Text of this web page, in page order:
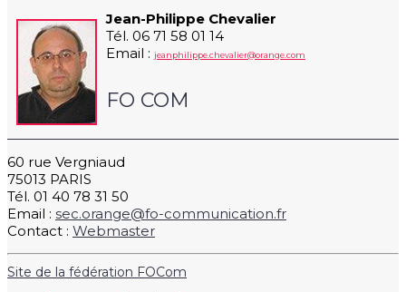
Jean-Philippe Chevalier
Tél. 06 71 58 01 14
Email : jeanphilippe.chevalier@orange.com
FO COM
60 rue Vergniaud
75013 PARIS
Tél. 01 40 78 31 50
Email : sec.orange@fo-communication.fr
Contact : Webmaster
Site de la fédération FOCom